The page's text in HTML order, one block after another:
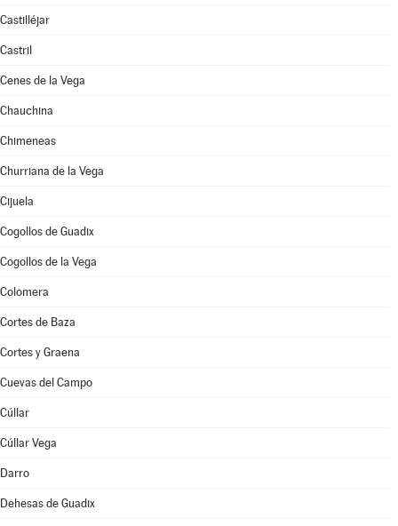
Castilléjar
Castril
Cenes de la Vega
Chauchina
Chimeneas
Churriana de la Vega
Cijuela
Cogollos de Guadix
Cogollos de la Vega
Colomera
Cortes de Baza
Cortes y Graena
Cuevas del Campo
Cúllar
Cúllar Vega
Darro
Dehesas de Guadix